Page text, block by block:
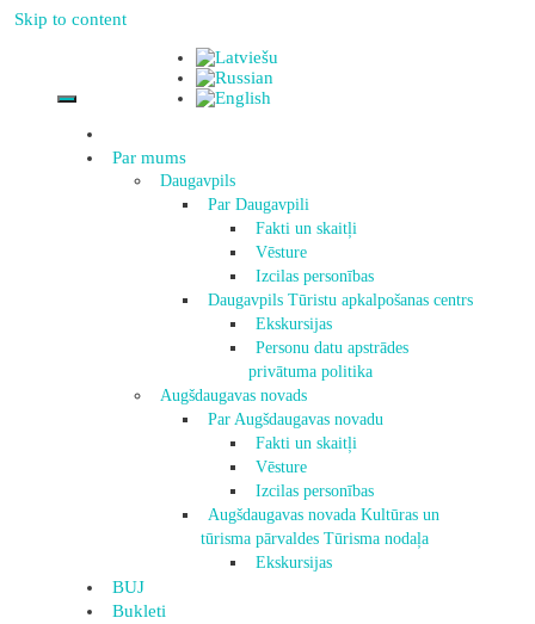
Skip to content
Par mums
Daugavpils
Par Daugavpili
Fakti un skaitļi
Vēsture
Izcilas personības
Daugavpils Tūristu apkalpošanas centrs
Ekskursijas
Personu datu apstrādes
privātuma politika
Augšdaugavas novads
Par Augšdaugavas novadu
Fakti un skaitļi
Vēsture
Izcilas personības
Augšdaugavas novada Kultūras un
tūrisma pārvaldes Tūrisma nodaļa
Ekskursijas
BUJ
Bukleti